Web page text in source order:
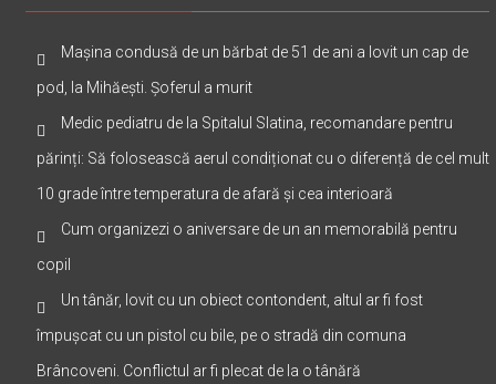
Mașina condusă de un bărbat de 51 de ani a lovit un cap de
pod, la Mihăești. Șoferul a murit
Medic pediatru de la Spitalul Slatina, recomandare pentru
părinți: Să folosească aerul condiționat cu o diferență de cel mult
10 grade între temperatura de afară și cea interioară
Cum organizezi o aniversare de un an memorabilă pentru
copil
Un tânăr, lovit cu un obiect contondent, altul ar fi fost
împușcat cu un pistol cu bile, pe o stradă din comuna
Brâncoveni. Conflictul ar fi plecat de la o tânără